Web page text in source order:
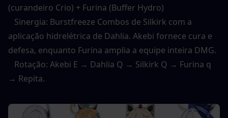
(curandeiro Crio) + Furina (Buffer Hydro)
Sinergia: Burstfreeze Combos de Silkirk com a
aplicação hidrelétrica de Dahlia. Akebi fornece cura e
defesa, enquanto Furina amplia a equipe inteira DMG.
Rotação: Akebi E → Dahlia Q → Silkirk Q → Furina q
→ Repita.